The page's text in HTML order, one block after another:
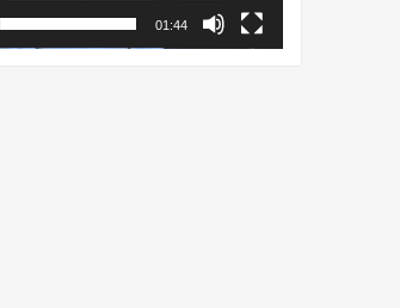
01:44